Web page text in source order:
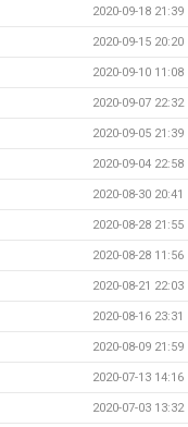
2020-09-18 21:39
2020-09-15 20:20
2020-09-10 11:08
2020-09-07 22:32
2020-09-05 21:39
2020-09-04 22:58
2020-08-30 20:41
2020-08-28 21:55
2020-08-28 11:56
2020-08-21 22:03
2020-08-16 23:31
2020-08-09 21:59
2020-07-13 14:16
2020-07-03 13:32